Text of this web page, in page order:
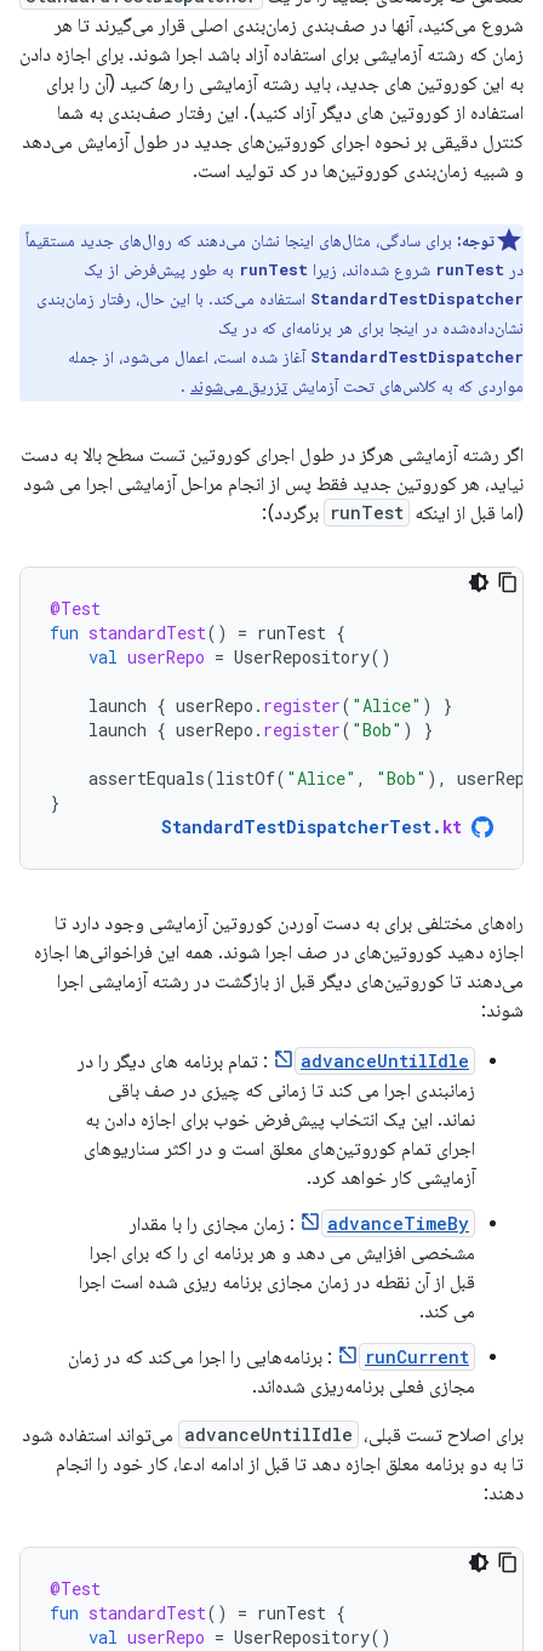
شروع می‌کنید، آنها در صف‌بندی زمان‌بندی اصلی قرار می‌گیرند تا هر
زمان که رشته آزمایشی برای استفاده آزاد باشد اجرا شوند. برای اجازه دادن
به این کوروتین های جدید، باید رشته آزمایشی را رها کنید (آن را برای
استفاده از کوروتین های دیگر آزاد کنید). این رفتار صف‌بندی به شما
کنترل دقیقی بر نحوه اجرای کوروتین‌های جدید در طول آزمایش می‌دهد
و شبیه زمان‌بندی کوروتین‌ها در کد تولید است.
توجه: برای سادگی، مثال‌های اینجا نشان می‌دهند که روال‌های جدید مستقیماً
در runTest شروع شده‌اند، زیرا runTest به طور پیش‌فرض از یک
StandardTestDispatcher استفاده می‌کند. با این حال، رفتار زمان‌بندی
نشان‌داده‌شده در اینجا برای هر برنامه‌ای که در یک
StandardTestDispatcher آغاز شده است، اعمال می‌شود، از جمله
مواردی که به کلاس‌های تحت آزمایش تزریق می‌شوند .
اگر رشته آزمایشی هرگز در طول اجرای کوروتین تست سطح بالا به دست
نیاید، هر کوروتین جدید فقط پس از انجام مراحل آزمایشی اجرا می شود
(اما قبل از اینکه runTest برگردد):
@Test
fun standardTest() = runTest {
val userRepo = UserRepository()
launch { userRepo . register( "Alice" )
}
launch { userRepo . register( "Bob" ) }
assertEquals(listOf( "Alice" , "Bob" ), userRepo
}
StandardTestDispatcherTest. kt
راه‌های مختلفی برای به دست آوردن کوروتین آزمایشی وجود دارد تا
اجازه دهید کوروتین‌های در صف اجرا شوند. همه این فراخوانی‌ها اجازه
می‌دهند تا کوروتین‌های دیگر قبل از بازگشت در رشته آزمایشی اجرا
شوند:
advanceUntilIdle
: تمام برنامه های دیگر را در
زمانبندی اجرا می کند تا زمانی که چیزی در صف باقی
نماند. این یک انتخاب پیش‌فرض خوب برای اجازه دادن به
اجرای تمام کوروتین‌های معلق است و در اکثر سناریوهای
آزمایشی کار خواهد کرد.
advanceTimeBy
: زمان مجازی را با مقدار
مشخصی افزایش می دهد و هر برنامه ای را که برای اجرا
قبل از آن نقطه در زمان مجازی برنامه ریزی شده است اجرا
می کند.
runCurrent
: برنامه‌هایی را اجرا می‌کند که در زمان
مجازی فعلی برنامه‌ریزی شده‌اند.
برای اصلاح تست قبلی، advanceUntilIdle می‌تواند استفاده شود
تا به دو برنامه معلق اجازه دهد تا قبل از ادامه ادعا، کار خود را انجام
دهند:
@Test
fun standardTest() = runTest {
val userRepo = UserRepository()